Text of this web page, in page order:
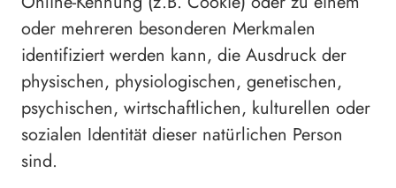
oder mehreren besonderen Merkmalen
identifiziert werden kann, die Ausdruck der
physischen, physiologischen, genetischen,
psychischen, wirtschaftlichen, kulturellen oder
sozialen Identität dieser natürlichen Person
sind.